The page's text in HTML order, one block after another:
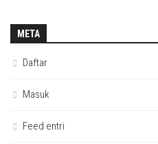
META
Daftar
Masuk
Feed entri